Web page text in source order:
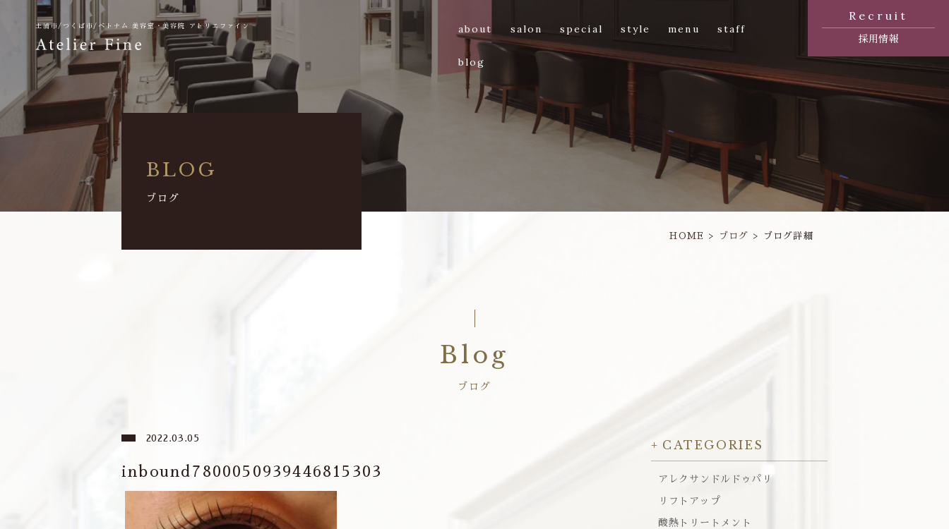
土浦市/つくば市/ベトナム美容室・美容院 アトリエファイン about salon special style menu staff
blog
Recruit
採用情報
BLOG
ブログ
HOME ブログ ブログ詳細
Blog
ブログ
2022.03.05
inbound7800050939446815303
CATEGORIES
アレクサンドルドゥパリ
リフトアップ
酸熱トリートメント